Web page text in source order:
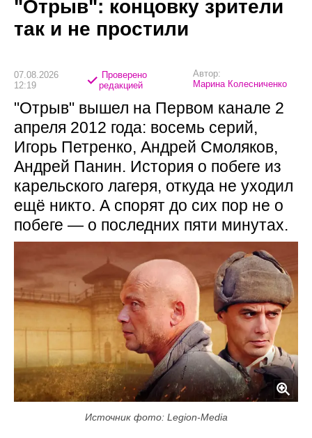
"Отрыв": концовку зрители
так и не простили
07.08.2026
12:19
Проверено
редакцией
Автор:
Марина Колесниченко
"Отрыв" вышел на Первом канале 2
апреля 2012 года: восемь серий,
Игорь Петренко, Андрей Смоляков,
Андрей Панин. История о побеге из
карельского лагеря, откуда не уходил
ещё никто. А спорят до сих пор не о
побеге — о последних пяти минутах.
Источник фото: Legion-Media